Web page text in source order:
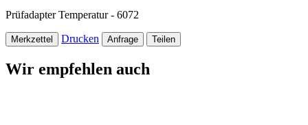
Prüfadapter Temperatur - 6072
Merkzettel Drucken Anfrage Teilen
Wir empfehlen auch